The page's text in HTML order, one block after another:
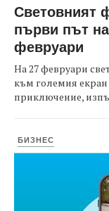
Световният
първи път
февруари
На 27 февруари
към големия
приключение,
БИЗНЕС